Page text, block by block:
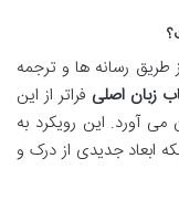
طریق رسانه ها و ترجمه
زبان اصلی فراتر از این
آورد. این رویکرد به
ابعاد جدیدی از درک و